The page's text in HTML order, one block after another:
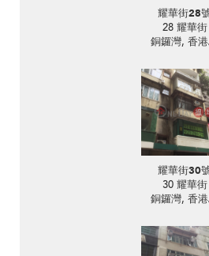
耀華街28
28 耀華街
銅鑼灣, 香
耀華街30
30 耀華街
銅鑼灣, 香